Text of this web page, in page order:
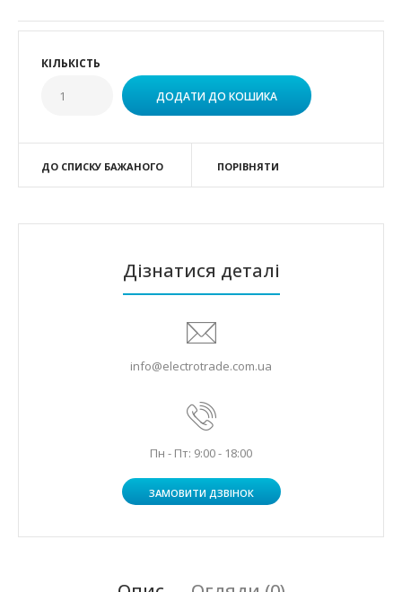
КІЛЬКІСТЬ
ДО СПИСКУ БАЖАНОГО ПОРІВНЯТИ
Дізнатися деталі
info@electrotrade.com.ua
Пн - Пт: 9:00 - 18:00
ЗАМОВИТИ ДЗВІНОК